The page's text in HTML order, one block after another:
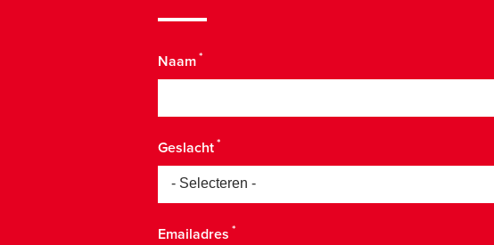
Naam
Geslacht
Emailadres